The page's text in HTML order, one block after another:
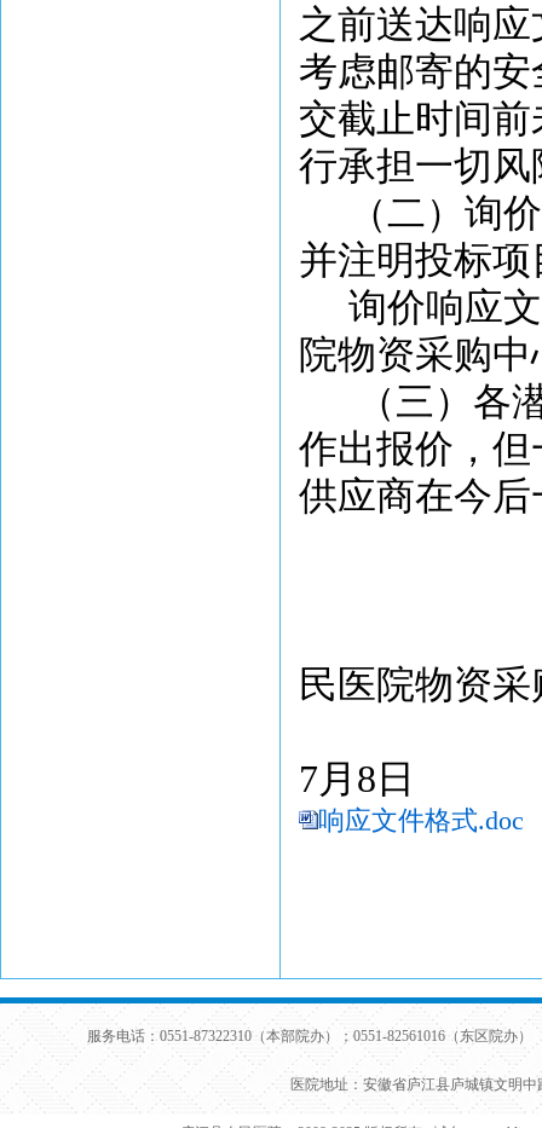
之前送达响
考虑邮寄的
交截止时间
行承担一切
（二）询
并注明投标
询价响应
院物资采购中
（三）各
作出报价，
供应商在今
民医院物资
7月 8 日
响应文件格式.doc
服务电话：0551-87322310（本部院办）；0551-82561016（东区院办
医院地址：安徽省庐江县庐城镇文明